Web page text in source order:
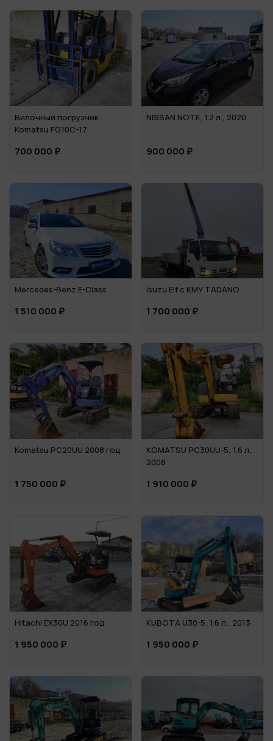
Вилочный погрузчик
Komatsu FG10C-17
700 000 ₽
NISSAN NOTE, 1.2 л., 2020
900 000 ₽
Mercedes-Benz E-Class
1 510 000 ₽
Isuzu Elf c КМУ TADANO
1 700 000 ₽
Komatsu PC20UU 2008 год
1 750 000 ₽
KOMATSU PC30UU-5, 1.6 л.,
2008
1 910 000 ₽
Hitachi EX30U 2016 год
1 950 000 ₽
KUBOTA U30-5, 1.6 л., 2013
1 950 000 ₽